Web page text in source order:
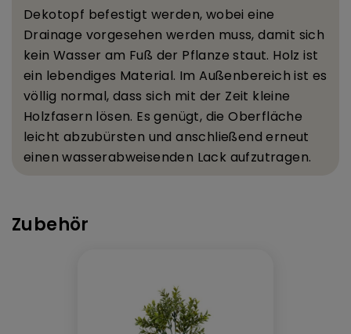
Dekotopf befestigt werden, wobei eine
Drainage vorgesehen werden muss, damit sich
kein Wasser am Fuß der Pflanze staut. Holz ist
ein lebendiges Material. Im Außenbereich ist es
völlig normal, dass sich mit der Zeit kleine
Holzfasern lösen. Es genügt, die Oberfläche
leicht abzubürsten und anschließend erneut
einen wasserabweisenden Lack aufzutragen.
Zubehör